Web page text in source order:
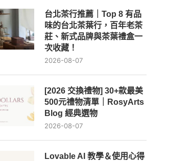
台北茶行推薦｜Top 8 有品
味的台北茶葉行，百年老茶
莊、新式品牌與茶葉禮盒一
次收藏！
2026-08-07
[2026 交換禮物] 30+款最美
500元禮物清單｜RosyArts
Blog 經典選物
2026-08-07
Lovable AI 教學＆使用心得